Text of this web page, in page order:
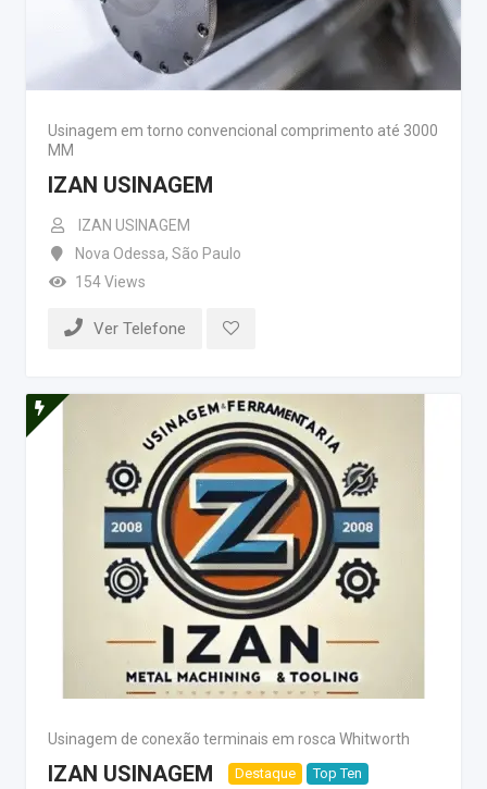
Usinagem em torno convencional comprimento até 3000
MM
IZAN USINAGEM
IZAN USINAGEM
Nova Odessa, São Paulo
154 Views
Ver Telefone
Usinagem de conexão terminais em rosca Whitworth
IZAN USINAGEM Destaque Top Ten